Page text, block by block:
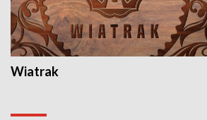
Wiatrak